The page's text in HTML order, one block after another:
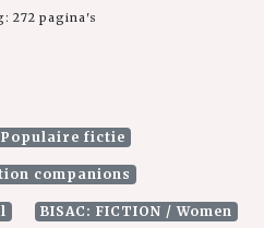
272 pagina's
Populaire fictie
companions
BISAC: FICTION / Women